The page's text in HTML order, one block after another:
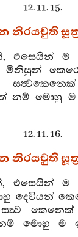
12. 11. 15.
නිරයචුති
එසෙයින්
මිනිසුන්
නම් මොහු ම
12. 11. 16.
නිරයචුති
එසෙයින්
දෙවියන්
මොහු ම